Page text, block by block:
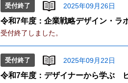
受付終了 2025年09月26日
令和7年度：企業戦略デザイン・
受付終了しました。
受付終了 2025年09月22日
令和7年度：デザイナーから学ぶ